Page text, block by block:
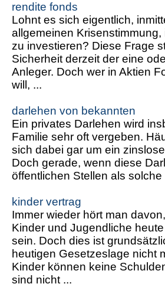
rendite fonds
Lohnt es sich eigentlich,
allgemeinen Krisenstimmung,
zu investieren? Diese Frage
Sicherheit derzeit der eine
Anleger. Doch wer in Aktien
will, ...
darlehen von bekannten
Ein privates Darlehen wird
Familie sehr oft vergeben.
sich dabei gar um ein
Doch gerade, wenn diese
öffentlichen Stellen als solche
kinder vertrag
Immer wieder hört man
Kinder und Jugendliche
sein. Doch dies ist
heutigen Gesetzeslage nicht
Kinder können keine
sind nicht ...